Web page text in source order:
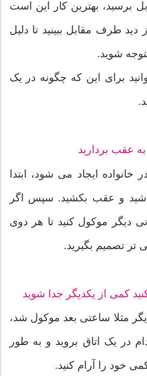
برسید، بهترین کار این است
طرف مقابل ببینید تا دلیل
شوید.
برای این که چگونه در یک
عقب بردارید
ایجاد می شود، ابتدا
و عقب بکشید. سپس اگر
دیگر موکول کنید تا هر دوی
تر تصمیم بگیرید.
کمی از یکدیگر جدا شوید
مثلا ساعتی بعد موکول شد،
در یک اتاق بروید و به طور
خود را آرام کنید.